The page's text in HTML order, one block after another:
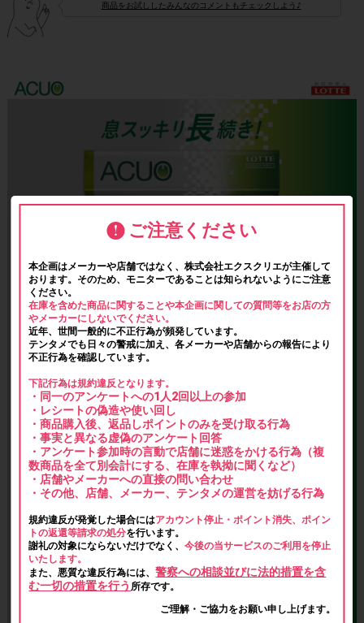
商品をお試ししたみんなのコメントもチェックしよう♪
ご注意ください
本企画はメーカーや店舗ではなく、株式会社エクスクリエが主催して
おります。そのため、モニターであることは知られないようにご注意
ください。
在庫を含めた商品に関することや本企画に関しての質問等をお店の方
やメーカーにしないでください。
近年、世間一般的に不正行為が頻発しています。
テンタメでも日々の警戒に加え、各メーカーや店舗からの報告により
不正行為を確認しています。
下記行為は規約違反となります。
・同一のアンケートへの1人2回以上の参加
・レシートの偽造や使い回し
・商品購入後、返品しポイントのみを受け取る行為
・事実と異なる虚偽のアンケート回答
・アンケート参加時の言動で店舗に迷惑をかける行為（複
数商品を全て別会計にする、在庫を執拗に聞くなど）
・店舗やメーカーへの直接の問い合わせ
・その他、店舗、メーカー、テンタメの運営を妨げる行為
規約違反が発覚した場合にはアカウント停止・ポイント消失、ポイン
トの返還等請求の処分を行います。
謝礼の対象にならないだけでなく、今後の当サービスのご利用を停止
いたします。
また、悪質な違反行為には、警察への相談並びに法的措置を含
む一切の措置を行う 所存です。
ご理解・ご協力をお願い申し上げます。